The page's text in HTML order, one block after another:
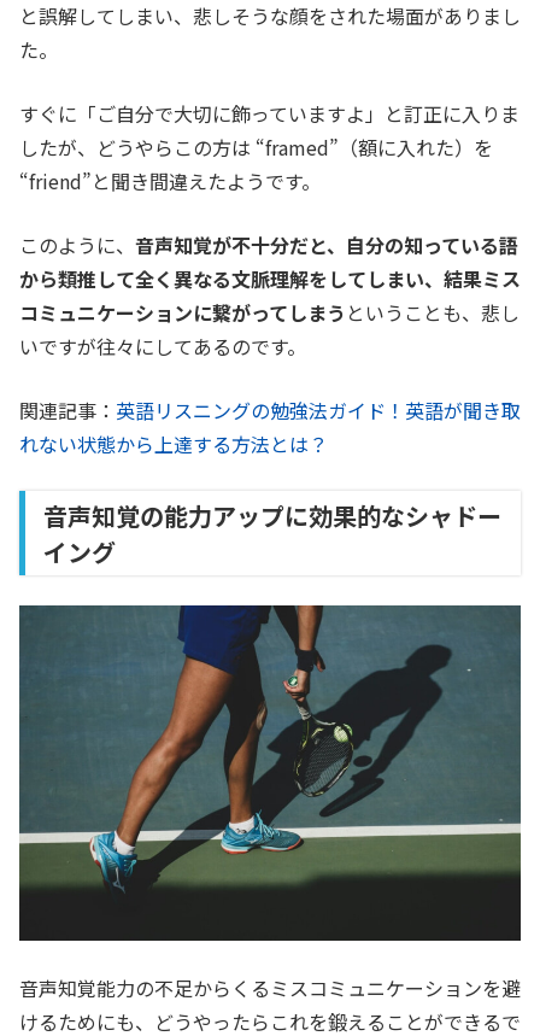
と誤解してしまい、悲しそうな顔をされた場面がありまし
た。
すぐに「ご自分で大切に飾っていますよ」と訂正に入りま
したが、どうやらこの方は “framed”（額に入れた）を
“friend”と聞き間違えたようです。
このように、 音声知覚が不十分だと、自分の知っている語
から類推して全く異なる文脈理解をしてしまい、結果ミス
コミュニケーションに繋がってしまう ということも、悲し
いですが往々にしてあるのです。
関連記事： 英語リスニングの勉強法ガイド！英語が聞き取
れない状態から上達する方法とは？
音声知覚の能力アップに効果的なシャドー
イング
音声知覚能力の不足からくるミスコミュニケーションを避
けるためにも、どうやったらこれを鍛えることができるで